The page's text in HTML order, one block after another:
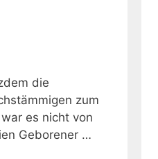
die
zum
es nicht von
Geborener …